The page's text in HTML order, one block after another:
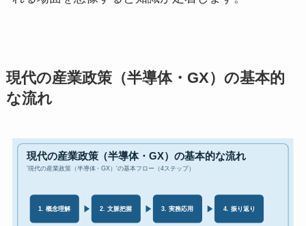
現代の産業政策（半導体・GX）の基本的
な流れ